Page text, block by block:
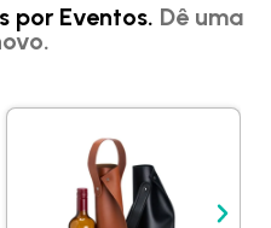
por Eventos. Dê uma